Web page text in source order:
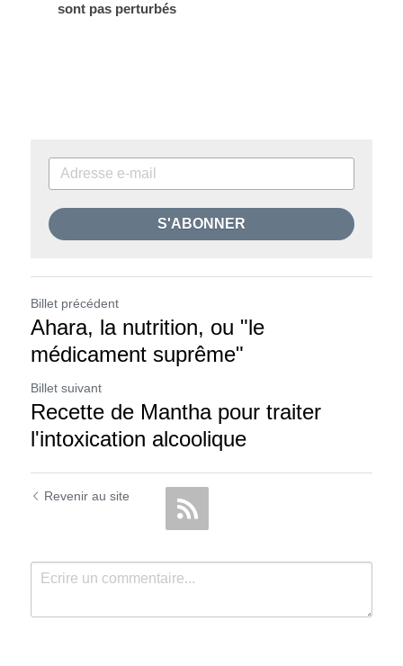
sont pas perturbés
S'ABONNER
Billet précédent
Ahara, la nutrition, ou "le
médicament suprême"
Billet suivant
Recette de Mantha pour traiter
l'intoxication alcoolique
Revenir au site